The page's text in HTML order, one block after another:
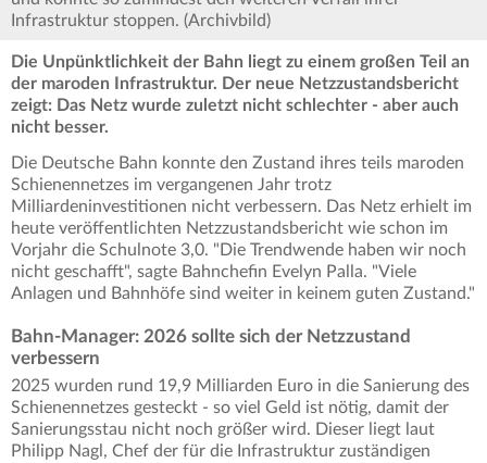
Infrastruktur stoppen. (Archivbild)
Die Unpünktlichkeit der Bahn liegt zu einem großen Teil an
der maroden Infrastruktur. Der neue Netzzustandsbericht
zeigt: Das Netz wurde zuletzt nicht schlechter - aber auch
nicht besser.
Die Deutsche Bahn konnte den Zustand ihres teils maroden
Schienennetzes im vergangenen Jahr trotz
Milliardeninvestitionen nicht verbessern. Das Netz erhielt im
heute veröffentlichten Netzzustandsbericht wie schon im
Vorjahr die Schulnote 3,0. "Die Trendwende haben wir noch
nicht geschafft", sagte Bahnchefin Evelyn Palla. "Viele
Anlagen und Bahnhöfe sind weiter in keinem guten Zustand."
Bahn-Manager: 2026 sollte sich der Netzzustand
verbessern
2025 wurden rund 19,9 Milliarden Euro in die Sanierung des
Schienennetzes gesteckt - so viel Geld ist nötig, damit der
Sanierungsstau nicht noch größer wird. Dieser liegt laut
Philipp Nagl, Chef der für die Infrastruktur zuständigen